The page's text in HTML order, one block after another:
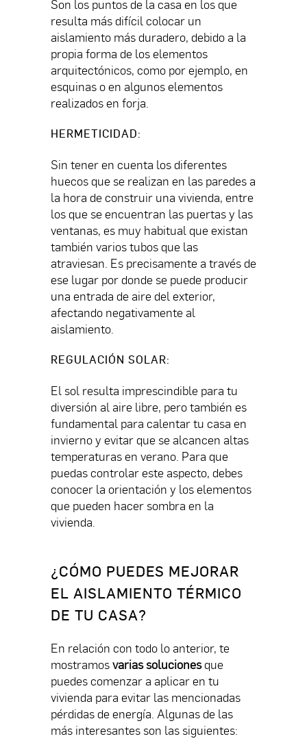
Son los puntos de la casa en los que
resulta más difícil colocar un
aislamiento más duradero, debido a la
propia forma de los elementos
arquitectónicos, como por ejemplo, en
esquinas o en algunos elementos
realizados en forja.
HERMETICIDAD:
Sin tener en cuenta los diferentes
huecos que se realizan en las paredes a
la hora de construir una vivienda, entre
los que se encuentran las puertas y las
ventanas, es muy habitual que existan
también varios tubos que las
atraviesan. Es precisamente a través de
ese lugar por donde se puede producir
una entrada de aire del exterior,
afectando negativamente al
aislamiento.
REGULACIÓN SOLAR:
El sol resulta imprescindible para tu
diversión al aire libre, pero también es
fundamental para calentar tu casa en
invierno y evitar que se alcancen altas
temperaturas en verano. Para que
puedas controlar este aspecto, debes
conocer la orientación y los elementos
que pueden hacer sombra en la
vivienda.
¿CÓMO PUEDES MEJORAR
EL AISLAMIENTO TÉRMICO
DE TU CASA?
En relación con todo lo anterior, te
mostramosvarias solucionesque
puedes comenzar a aplicar en tu
vivienda para evitar las mencionadas
pérdidas de energía. Algunas de las
más interesantes son las siguientes: